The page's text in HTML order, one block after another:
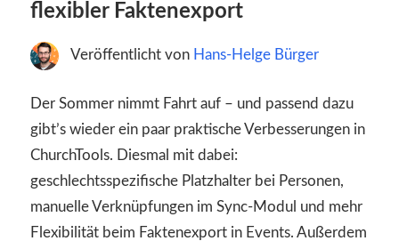
flexibler Faktenexport
Veröffentlicht von Hans-Helge Bürger
Der Sommer nimmt Fahrt auf – und passend dazu
gibt’s wieder ein paar praktische Verbesserungen in
ChurchTools. Diesmal mit dabei:
geschlechtsspezifische Platzhalter bei Personen,
manuelle Verknüpfungen im Sync-Modul und mehr
Flexibilität beim Faktenexport in Events. Außerdem